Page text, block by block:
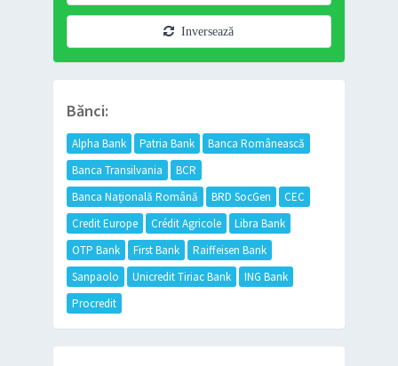
Inversează
Bănci:
Alpha Bank Patria Bank
Banca Românească
Banca Transilvania
BCR
Banca Națională Română
BRD SocGen
CEC
Credit Europe
Crédit Agricole
Libra Bank
OTP Bank
First Bank
Raiffeisen Bank
Sanpaolo
Unicredit Tiriac Bank
ING Bank
Procredit